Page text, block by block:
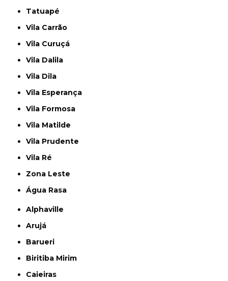
Tatuapé
Vila Carrão
Vila Curuçá
Vila Dalila
Vila Dila
Vila Esperança
Vila Formosa
Vila Matilde
Vila Prudente
Vila Ré
Zona Leste
Água Rasa
Alphaville
Arujá
Barueri
Biritiba Mirim
Caieiras